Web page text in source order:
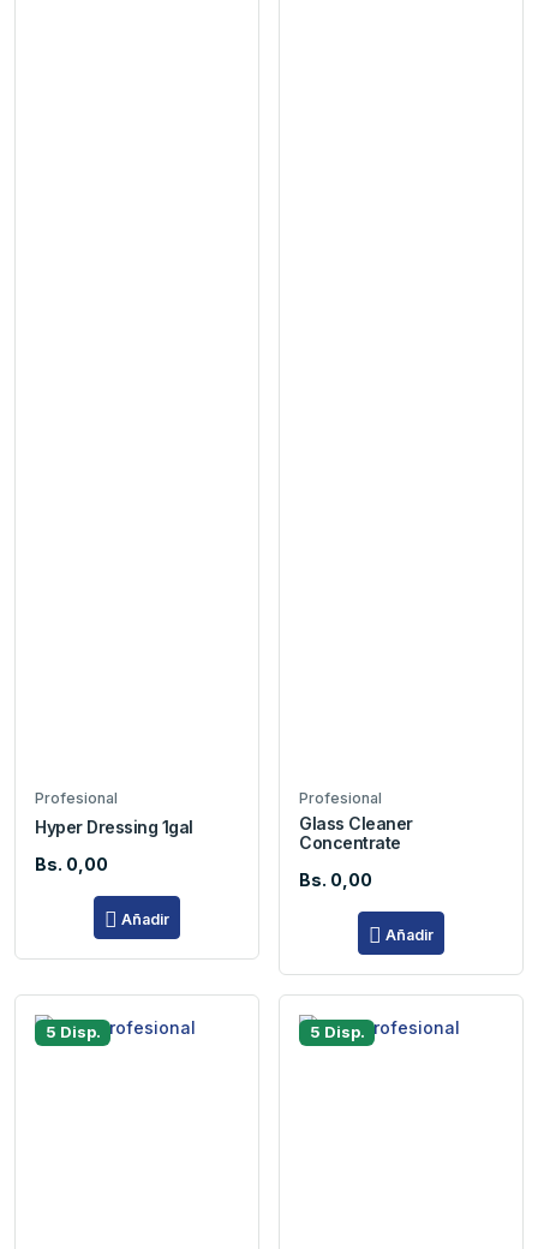
Profesional
Hyper Dressing 1gal
Bs. 0,00
Añadir
Profesional
Glass Cleaner
Concentrate
Bs. 0,00
Añadir
5 Disp. 5 Disp.